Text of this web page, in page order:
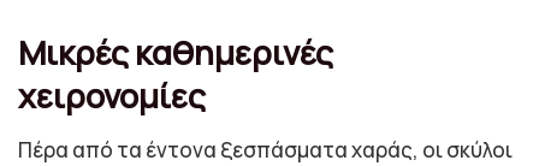
Μικρές καθημερινές
χειρονομίες
Πέρα από τα έντονα ξεσπάσματα χαράς, οι σκύλοι